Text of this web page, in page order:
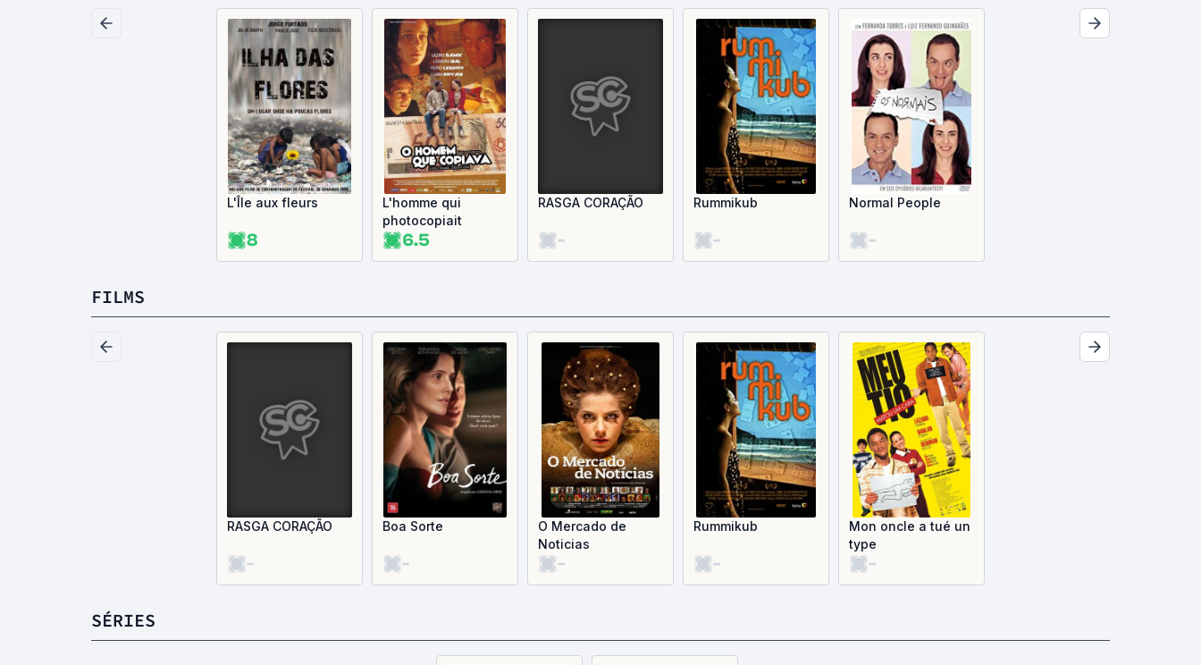
L'Île aux fleurs
8
L'homme qui
photocopiait
6.5
RASGA CORAÇÃO
-
Rummikub
-
Normal People
-
FILMS
RASGA CORAÇÃO
-
Boa Sorte
-
O Mercado de
Noticias
-
Rummikub
-
Mon oncle a tué un
type
-
SÉRIES